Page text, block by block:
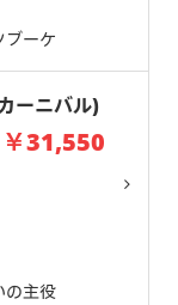
ブーケ
ーニバル)
31,550
の主役